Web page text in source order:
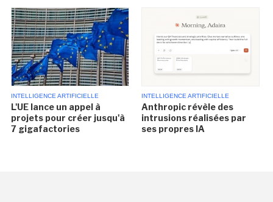
INTELLIGENCE ARTIFICIELLE
L'UE lance un appel à
projets pour créer jusqu'à
7 gigafactories
INTELLIGENCE ARTIFICIELLE
Anthropic révèle des
intrusions réalisées par
ses propres IA